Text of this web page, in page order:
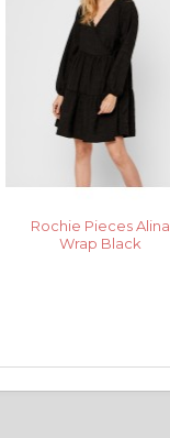
Rochie Pieces Alina
Wrap Black